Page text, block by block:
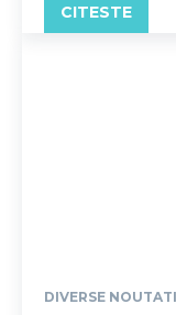
CITESTE
DIVERSE NOUTATI